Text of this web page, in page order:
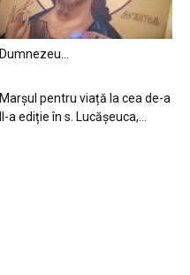
Dumnezeu…
Marșul pentru viață la cea de-a
II-a ediție în s. Lucășeuca,...